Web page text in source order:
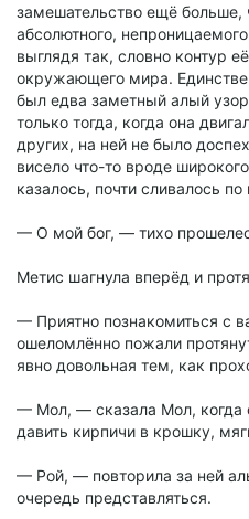
замешательство ещё
абсолютного,
выглядя так, словно контур
окружающего мира.
был едва заметный алый
только тогда, когда она
других, на ней не было
висело что-то вроде
казалось, почти сливалось
— О мой бог, — тихо
Метис шагнула вперёд и
— Приятно познакомиться с
ошеломлённо пожали
явно довольная тем, как
— Мол, — сказала Мол, когда
давить кирпичи в крошку,
— Рой, — повторила за ней
очередь представляться.